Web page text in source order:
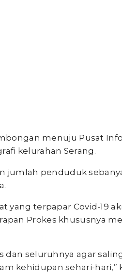
menuju Pusat
kelurahan Serang.
jumlah penduduk
yang terpapar Covid-19
Prokes khususnya
dan seluruhnya agar
kehidupan sehari-hari,”